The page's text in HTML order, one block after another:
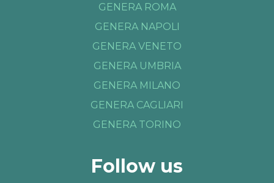
GENERA ROMA
GENERA NAPOLI
GENERA VENETO
GENERA UMBRIA
GENERA MILANO
GENERA CAGLIARI
GENERA TORINO
Follow us